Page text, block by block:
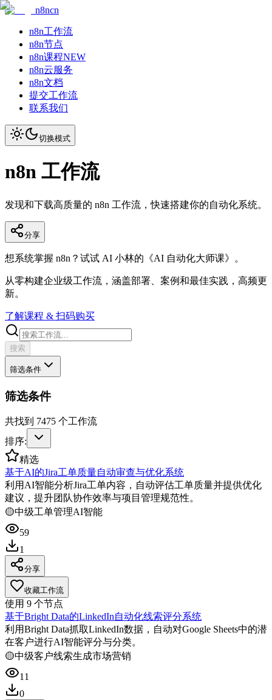
n8ncn
n8n工作流
n8n节点
n8n课程NEW
n8n云服务
n8n文档
提交工作流
联系我们
切换模式
n8n 工作流
发现和下载高质量的 n8n 工作流，快速搭建你的自动化系统。
分享
想系统掌握 n8n？试试 AI 小林的《AI 自动化大师课》。
从零构建企业级工作流，涵盖部署、案例和最佳实践，高频更
新。
了解课程 & 扫码购买
搜索
筛选条件
筛选条件
共找到 7475 个工作流
排序:
精选
基于AI的Jira工单质量自动审查与优化系统
利用AI智能分析Jira工单内容，自动评估工单质量并提供优化
建议，提升团队协作效率与项目管理规范性。
🟡中级工单管理AI智能
59
1
分享
收藏工作流
使用 9 个节点
基于Bright Data的LinkedIn自动化线索评分系统
利用Bright Data抓取LinkedIn数据，自动对Google Sheets中的潜
在客户进行AI智能评分与分类。
🟡中级客户线索生成市场营销
11
0